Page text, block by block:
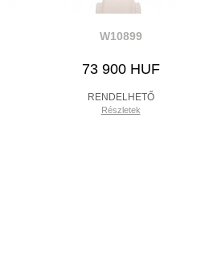
W10899
73 900 HUF
RENDELHETŐ
Részletek